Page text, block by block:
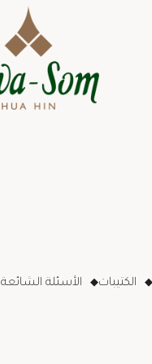
الكتيبات الأسئلة الشائعة